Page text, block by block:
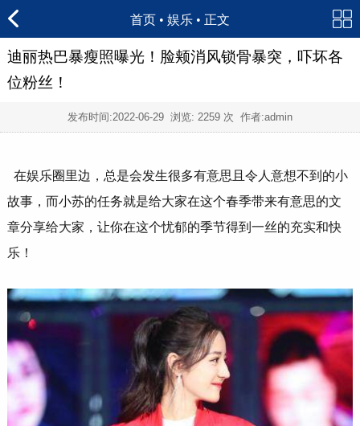
首页 • 娱乐 • 正文
迪丽热巴暴瘦照曝光！脸颊消风锁骨暴突，吓坏各
位粉丝！
发布时间:2022-06-29 浏览: 2259 次 作者:admin
在娱乐圈里边，总是会发生很多有意思且令人意想不到的小
故事，而小苏的任务就是给大家在这个春季带来有意思的文
章分享给大家，让你在这个忧郁的季节得到一丝的充实和快
乐！